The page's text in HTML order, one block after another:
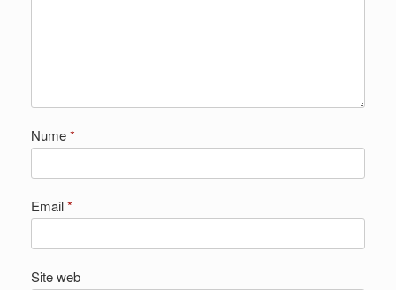
Nume*
Email*
Site web